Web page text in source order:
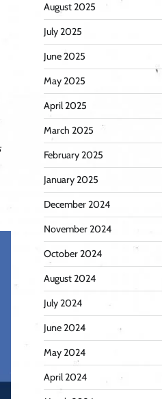
August 2025
July 2025
June 2025
May 2025
April 2025
March 2025
February 2025
January 2025
December 2024
November 2024
October 2024
August 2024
July 2024
June 2024
May 2024
April 2024